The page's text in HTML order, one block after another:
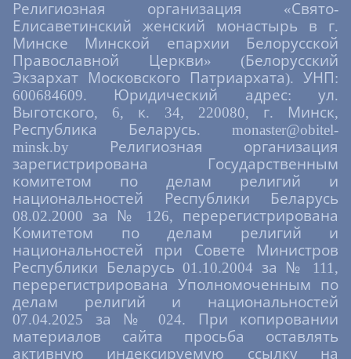
Религиозная организация «Свято-
Елисаветинский женский монастырь в г.
Минске Минской епархии Белорусской
Православной Церкви» (Белорусский
Экзархат Московского Патриархата). УНП:
600684609. Юридический адрес: ул.
Выготского, 6, к. 34, 220080, г. Минск,
Республика Беларусь. monaster@obitel-
minsk.by Религиозная организация
зарегистрирована Государственным
комитетом по делам религий и
национальностей Республики Беларусь
08.02.2000 за № 126, перерегистрирована
Комитетом по делам религий и
национальностей при Совете Министров
Республики Беларусь 01.10.2004 за № 111,
перерегистрирована Уполномоченным по
делам религий и национальностей
07.04.2025 за № 024. При копировании
материалов сайта просьба оставлять
активную индексируемую ссылку на